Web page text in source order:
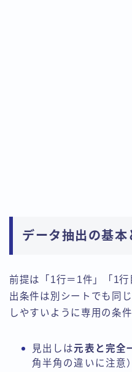
データ抽出の基本
前提は「1行＝1件」「1
出条件は別シートでも同
しやすいように専用の条
見出しは元表と完全
角半角の違いに注意